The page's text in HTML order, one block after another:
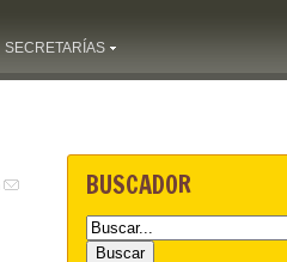
SECRETARÍAS
BUSCADOR